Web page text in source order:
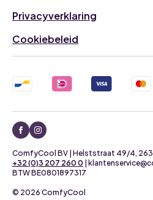
Privacyverklaring
Cookiebeleid
© 2026 ComfyCool
+32 (0)3 207 260 0 |
BTW BE0801897317
ComfyCool BV | Helststraat 49/4,